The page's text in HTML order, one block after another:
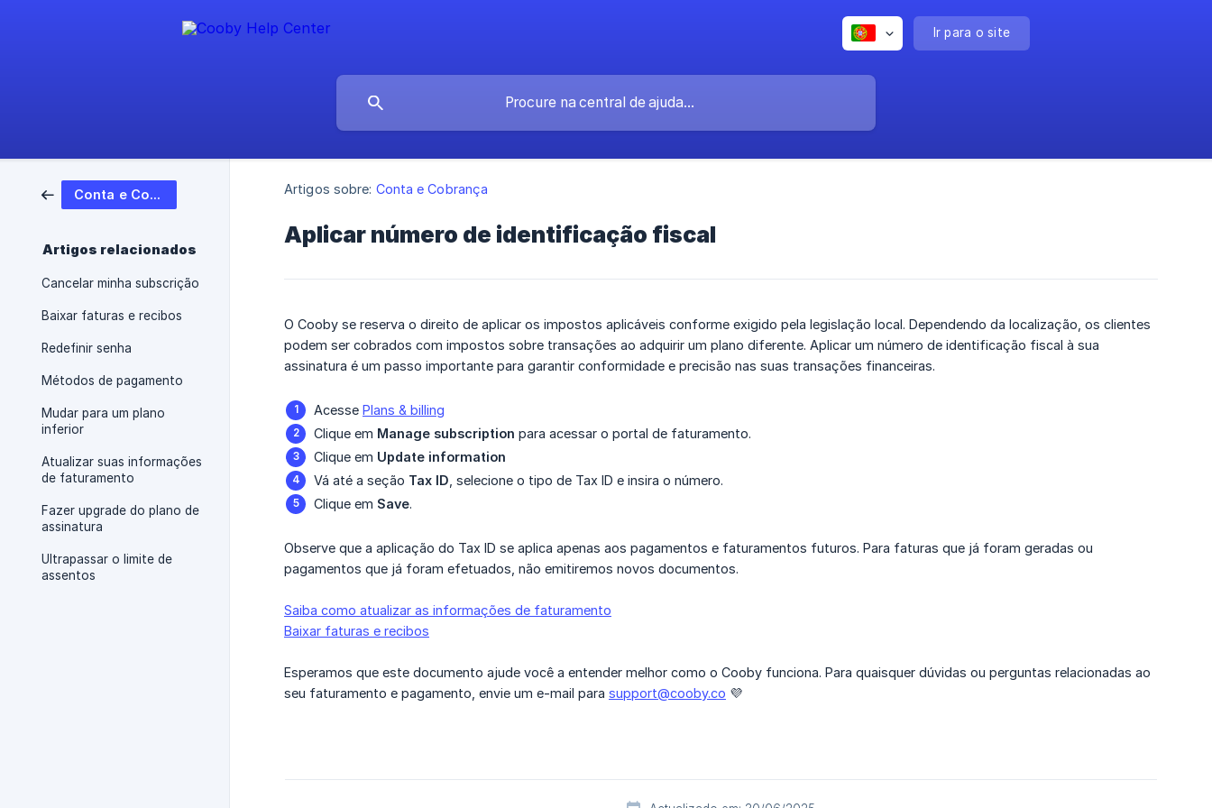
Ir para o site
Conta e Cobrança
Artigos relacionados
Cancelar minha subscrição
Baixar faturas e recibos
Redefinir senha
Métodos de pagamento
Mudar para um plano
inferior
Atualizar suas informações
de faturamento
Fazer upgrade do plano de
assinatura
Ultrapassar o limite de
assentos
Artigos sobre: Conta e Cobrança
Aplicar número de identificação fiscal
O Cooby se reserva o direito de aplicar os impostos aplicáveis conforme exigido pela legislação local. Dependendo da localização, os clientes
podem ser cobrados com impostos sobre transações ao adquirir um plano diferente. Aplicar um número de identificação fiscal à sua
assinatura é um passo importante para garantir conformidade e precisão nas suas transações financeiras.
Acesse Plans & billing
Clique em Manage subscription para acessar o portal de faturamento.
Clique em Update information
Vá até a seção Tax ID , selecione o tipo de Tax ID e insira o número.
Clique em Save.
Observe que a aplicação do Tax ID se aplica apenas aos pagamentos e faturamentos futuros. Para faturas que já foram geradas ou
pagamentos que já foram efetuados, não emitiremos novos documentos.
Saiba como atualizar as informações de faturamento
Baixar faturas e recibos
Esperamos que este documento ajude você a entender melhor como o Cooby funciona. Para quaisquer dúvidas ou perguntas relacionadas ao
seu faturamento e pagamento, envie um e-mail para support@cooby.co 💜